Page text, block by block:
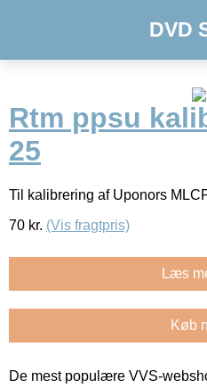
DVD
Rtm ppsu
25
Til kalibrering af Uponors
70 kr. (Vis fragtpris)
Læs
Køb
De mest populære VVS-